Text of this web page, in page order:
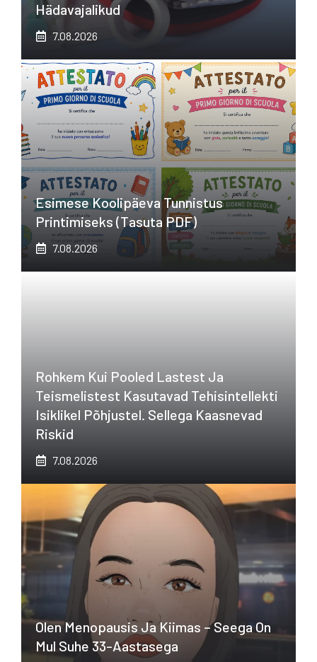
Hädavajalikud
7.08.2026
Esimese Koolipäeva Tunnistus
Printimiseks (tasuta PDF)
7.08.2026
Rohkem Kui Pooled Lastest Ja
Teismelistest Kasutavad Tehisintellekti
Isiklikel Põhjustel. Sellega Kaasnevad
Riskid
7.08.2026
Olen Menopausis Ja Kiimas – Seega On
Mul Suhe 33-Aastasega